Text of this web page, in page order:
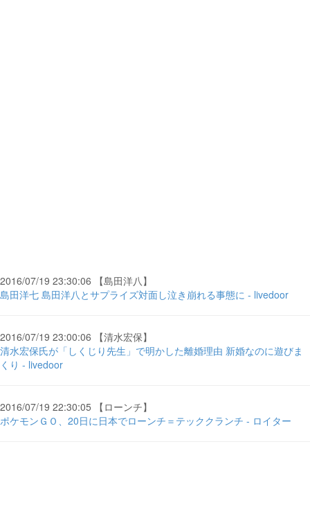
2016/07/19 23:30:06 【島田洋八】
島田洋七 島田洋八とサプライズ対面し泣き崩れる事態に - livedoor
2016/07/19 23:00:06 【清水宏保】
清水宏保氏が「しくじり先生」で明かした離婚理由 新婚なのに遊びま
くり - livedoor
2016/07/19 22:30:05 【ローンチ】
ポケモンＧＯ、20日に日本でローンチ＝テッククランチ - ロイター